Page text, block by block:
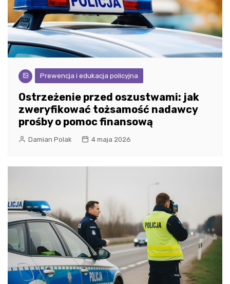
Prewencja i edukacja policyjna
Ostrzeżenie przed oszustwami: jak
zweryfikować tożsamość nadawcy
prośby o pomoc finansową
Damian Polak 4 maja 2026